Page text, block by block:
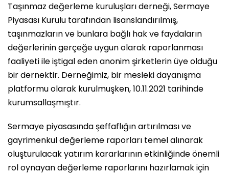
Taşınmaz değerleme kuruluşları derneği, Sermaye
Piyasası Kurulu tarafından lisanslandırılmış,
taşınmazların ve bunlara bağlı hak ve faydaların
değerlerinin gerçeğe uygun olarak raporlanması
faaliyeti ile iştigal eden anonim şirketlerin üye olduğu
bir dernektir. Derneğimiz, bir mesleki dayanışma
platformu olarak kurulmuşken, 10.11.2021 tarihinde
kurumsallaşmıştır.
Sermaye piyasasında şeffaflığın artırılması ve
gayrimenkul değerleme raporları temel alınarak
oluşturulacak yatırım kararlarının etkinliğinde önemli
rol oynayan değerleme raporlarını hazırlamak için